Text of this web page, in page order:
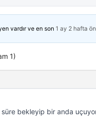
vardır ve en son 1 ay 2 hafta
1)
süre bekleyip bir anda